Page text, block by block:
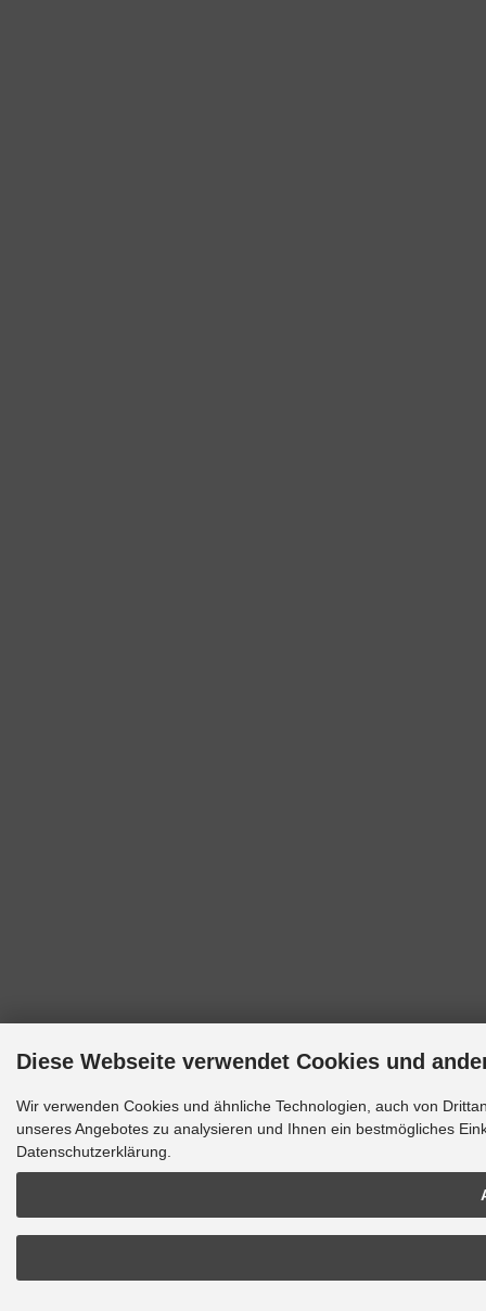
Diese Webseite verwendet Cookies und
Wir verwenden Cookies und ähnliche Technologien, auch von
unseres Angebotes zu analysieren und Ihnen ein bestmögliches
Datenschutzerklärung.